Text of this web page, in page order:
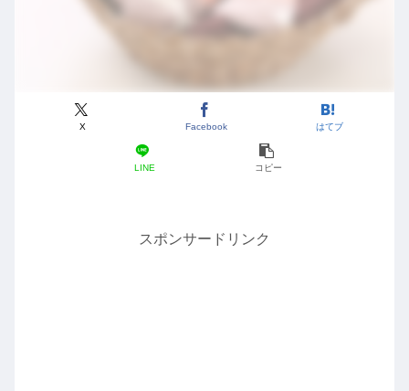
X Facebook はてブ
LINE コピー
スポンサードリンク